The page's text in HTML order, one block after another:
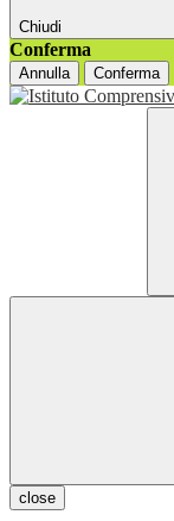
Chiudi
Conferma
Annulla Conferma
close